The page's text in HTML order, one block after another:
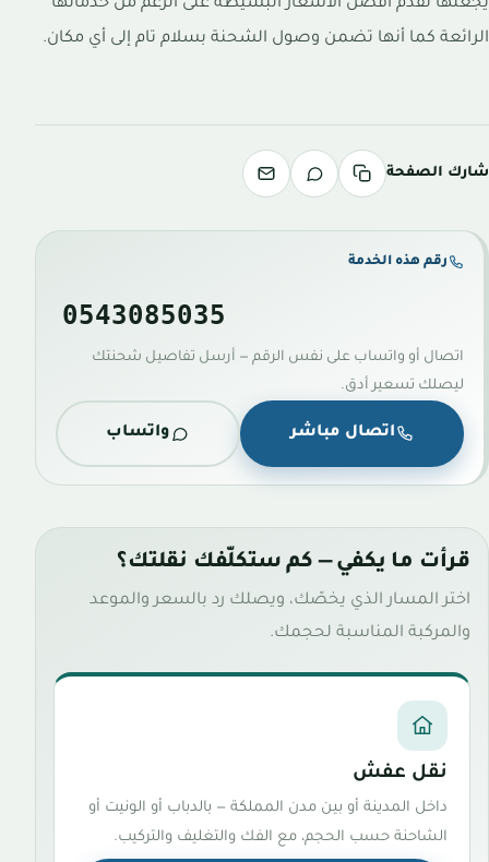
يجعلها تقدم أفضل الأسعار البسيطة على الرغم من خدماتها
الرائعة كما أنها تضمن وصول الشحنة بسلام تام إلى أي مكان.
شارك الصفحة
رقم هذه الخدمة
0543085035
اتصال أو واتساب على نفس الرقم — أرسل تفاصيل شحنتك
ليصلك تسعير أدق.
اتصال مباشر واتساب
قرأت ما يكفي — كم ستكلّفك نقلتك؟
اختر المسار الذي يخصّك، ويصلك رد بالسعر والموعد
والمركبة المناسبة لحجمك.
نقل عفش
داخل المدينة أو بين مدن المملكة — بالدباب أو الونيت أو
الشاحنة حسب الحجم، مع الفك والتغليف والتركيب.